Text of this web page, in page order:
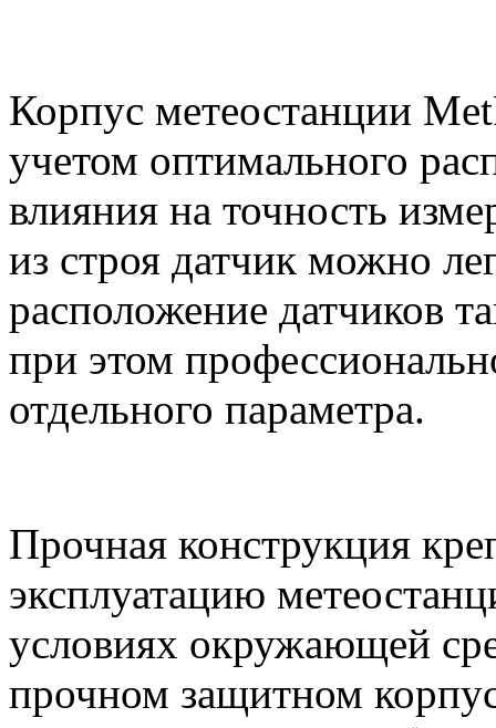
Корпус метеостанции
учетом оптимального
влияния на точность
из строя датчик можно
расположение датчиков
при этом
отдельного параметра.
Прочная конструкция
эксплуатацию
условиях окружающей
прочном защитном